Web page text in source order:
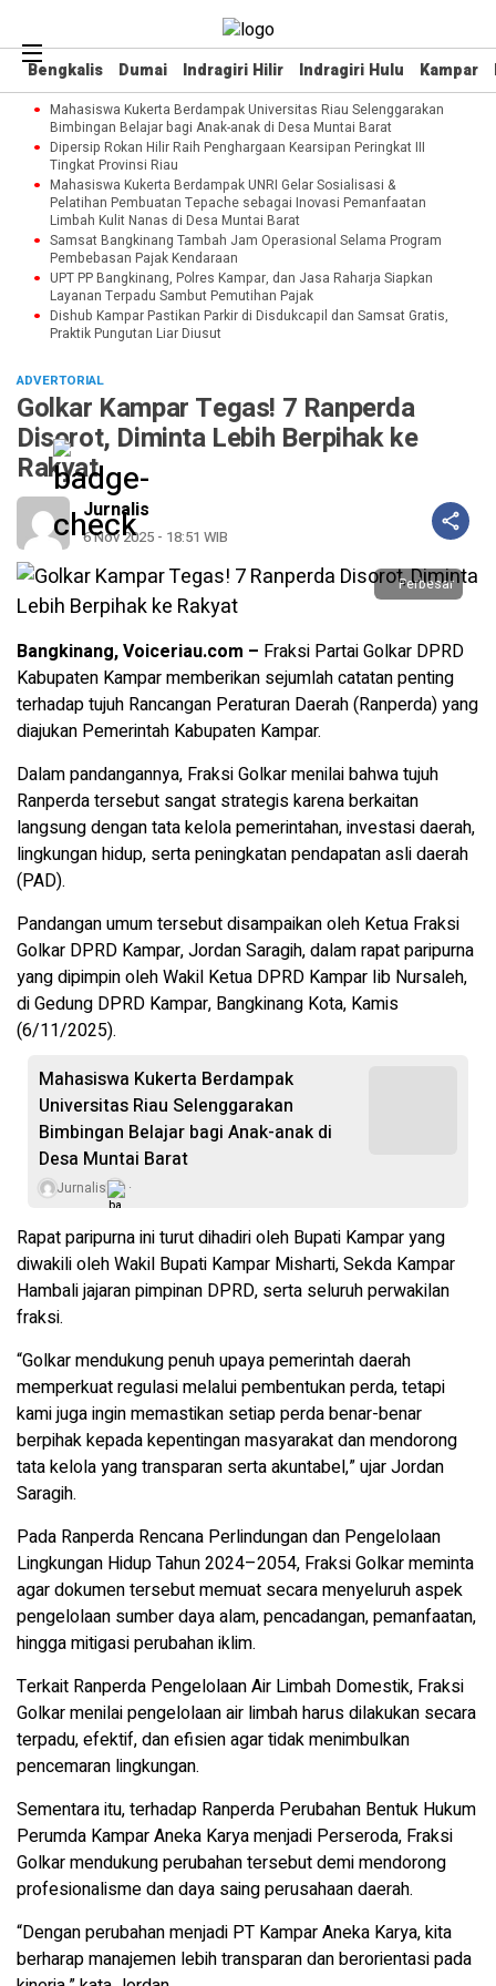
Bengkalis Dumai Indragiri Hilir Indragiri Hulu Kampar
Mahasiswa Kukerta Berdampak Universitas Riau Selenggarakan
Bimbingan Belajar bagi Anak-anak di Desa Muntai Barat
Dipersip Rokan Hilir Raih Penghargaan Kearsipan Peringkat III
Tingkat Provinsi Riau
Mahasiswa Kukerta Berdampak UNRI Gelar Sosialisasi &
Pelatihan Pembuatan Tepache sebagai Inovasi Pemanfaatan
Limbah Kulit Nanas di Desa Muntai Barat
Samsat Bangkinang Tambah Jam Operasional Selama Program
Pembebasan Pajak Kendaraan
UPT PP Bangkinang, Polres Kampar, dan Jasa Raharja Siapkan
Layanan Terpadu Sambut Pemutihan Pajak
Dishub Kampar Pastikan Parkir di Disdukcapil dan Samsat Gratis,
Praktik Pungutan Liar Diusut
ADVERTORIAL
Golkar Kampar Tegas! 7 Ranperda
Disorot, Diminta Lebih Berpihak ke
Rakyat
Jurnalis
6 Nov 2025 - 18:51 WIB
Perbesar
Bangkinang, Voiceriau.com – Fraksi Partai Golkar DPRD
Kabupaten Kampar memberikan sejumlah catatan penting
terhadap tujuh Rancangan Peraturan Daerah (Ranperda) yang
diajukan Pemerintah Kabupaten Kampar.
Dalam pandangannya, Fraksi Golkar menilai bahwa tujuh
Ranperda tersebut sangat strategis karena berkaitan
langsung dengan tata kelola pemerintahan, investasi daerah,
lingkungan hidup, serta peningkatan pendapatan asli daerah
(PAD).
Pandangan umum tersebut disampaikan oleh Ketua Fraksi
Golkar DPRD Kampar, Jordan Saragih, dalam rapat paripurna
yang dipimpin oleh Wakil Ketua DPRD Kampar Iib Nursaleh,
di Gedung DPRD Kampar, Bangkinang Kota, Kamis
(6/11/2025).
Mahasiswa Kukerta Berdampak
Universitas Riau Selenggarakan
Bimbingan Belajar bagi Anak-anak di
Desa Muntai Barat
Jurnalis
Rapat paripurna ini turut dihadiri oleh Bupati Kampar yang
diwakili oleh Wakil Bupati Kampar Misharti, Sekda Kampar
Hambali jajaran pimpinan DPRD, serta seluruh perwakilan
fraksi.
“Golkar mendukung penuh upaya pemerintah daerah
memperkuat regulasi melalui pembentukan perda, tetapi
kami juga ingin memastikan setiap perda benar-benar
berpihak kepada kepentingan masyarakat dan mendorong
tata kelola yang transparan serta akuntabel,” ujar Jordan
Saragih.
Pada Ranperda Rencana Perlindungan dan Pengelolaan
Lingkungan Hidup Tahun 2024–2054, Fraksi Golkar meminta
agar dokumen tersebut memuat secara menyeluruh aspek
pengelolaan sumber daya alam, pencadangan, pemanfaatan,
hingga mitigasi perubahan iklim.
Terkait Ranperda Pengelolaan Air Limbah Domestik, Fraksi
Golkar menilai pengelolaan air limbah harus dilakukan secara
terpadu, efektif, dan efisien agar tidak menimbulkan
pencemaran lingkungan.
Sementara itu, terhadap Ranperda Perubahan Bentuk Hukum
Perumda Kampar Aneka Karya menjadi Perseroda, Fraksi
Golkar mendukung perubahan tersebut demi mendorong
profesionalisme dan daya saing perusahaan daerah.
“Dengan perubahan menjadi PT Kampar Aneka Karya, kita
berharap manajemen lebih transparan dan berorientasi pada